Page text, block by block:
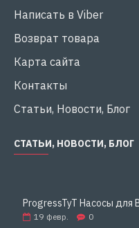
Написать в Viber
Возврат товара
Карта сайта
Контакты
Статьи, Новости, Блог
СТАТЬИ, НОВОСТИ, БЛОГ
19 февр. 0